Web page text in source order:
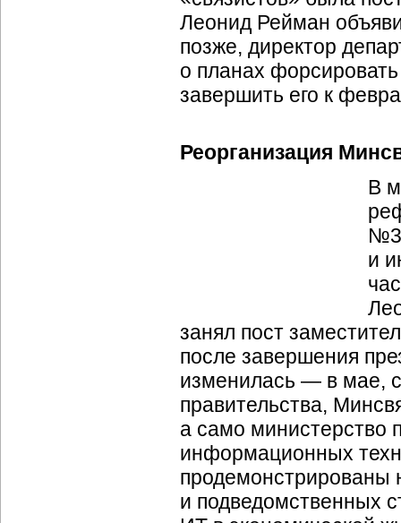
Леонид Рейман
позже, директор
о планах
завершить его к
Реорганизация
В
и
занял пост
после завершения
изменилась — в мае,
правительства,
а само министерство
информационных
продемонстрированы
и подведомственных